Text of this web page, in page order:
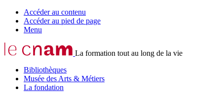
Accéder au contenu
Accéder au pied de page
Menu
La formation tout au long de la vie
Bibliothèques
Musée des Arts & Métiers
La fondation